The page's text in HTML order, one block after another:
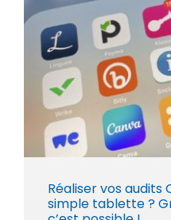
Réaliser vos audits
simple tablette ?